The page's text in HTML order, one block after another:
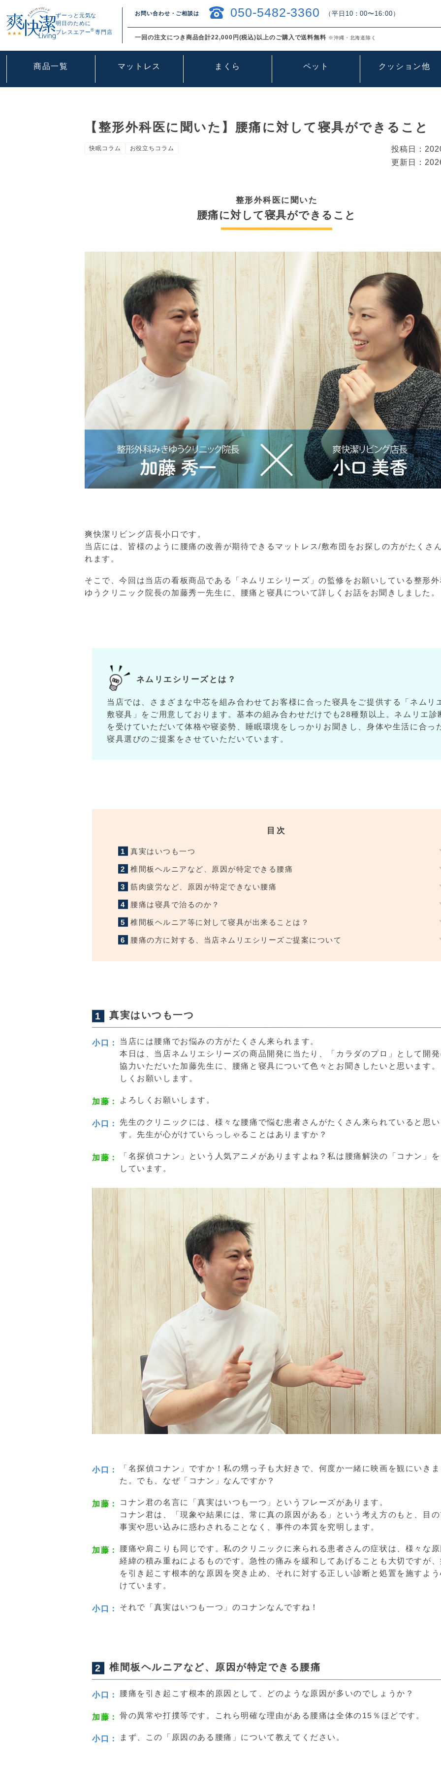
ずーっと元気な
明日のために
ブレスエアー® 専門店
お問い合わせ・ご相談は 050-5482-3360 （平日10：00〜16:00）
一回の注文につき商品合計22,000円(税込)以上のご購入で送料無料 ※沖縄・北海道除く
商品一覧 マットレス まくら ペット クッション他
【整形外科医に聞いた】腰痛に対して寝具ができること
快眠コラム お役立ちコラム 投稿日：
更新日：
整形外科医に聞いた
腰痛に対して寝具ができること
爽快潔リビング店長小口です。
当店には、皆様のように腰痛の改善が期待できるマットレス/敷布団をお探しの方がたくさ
れます。
そこで、今回は当店の看板商品である「ネムリエシリーズ」の監修をお願いしている整形
ゆうクリニック院長の加藤秀一先生に、腰痛と寝具について詳しくお話をお聞きしました。
ネムリエシリーズとは？
当店では、さまざまな中芯を組み合わせてお客様に合った寝具をご提供する「ネムリ
敷寝具」をご用意しております。基本の組み合わせだけでも28種類以上。ネムリエ診
を受けていただいて体格や寝姿勢、睡眠環境をしっかりお聞きし、身体や生活に合っ
寝具選びのご提案をさせていただいています。
目次
真実はいつも一つ
椎間板ヘルニアなど、原因が特定できる腰痛
筋肉疲労など、原因が特定できない腰痛
腰痛は寝具で治るのか？
椎間板ヘルニア等に対して寝具が出来ることは？
腰痛の方に対する、当店ネムリエシリーズご提案について
真実はいつも一つ
小口 当店には腰痛でお悩みの方がたくさん来られます。
本日は、当店ネムリエシリーズの商品開発に当たり、「カラダのプロ」として開
協力いただいた加藤先生に、腰痛と寝具について色々とお聞きしたいと思います
しくお願いします。
加藤 よろしくお願いします。
小口 先生のクリニックには、様々な腰痛で悩む患者さんがたくさん来られていると思
す。先生が心がけていらっしゃることはありますか？
加藤 「名探偵コナン」という人気アニメがありますよね？私は腰痛解決の「コナン」
しています。
小口 「名探偵コナン」ですか！私の甥っ子も大好きで、何度か一緒に映画を観にいき
た。でも、なぜ「コナン」なんですか？
加藤 コナン君の名言に「真実はいつも一つ」というフレーズがあります。
コナン君は、「現象や結果には、常に真の原因がある」という考え方のもと、目
事実や思い込みに惑わされることなく、事件の本質を究明します。
加藤
腰痛や肩こりも同じです。私のクリニックに来られる患者さんの症状は、様々な
経緯の積み重ねによるものです。急性の痛みを緩和してあげることも大切ですが
を引き起こす根本的な原因を突き止め、それに対する正しい診断と処置を施すよ
けています。
小口 それで「真実はいつも一つ」のコナンなんですね！
椎間板ヘルニアなど、原因が特定できる腰痛
小口 腰痛を引き起こす根本的原因として、どのような原因が多いのでしょうか？
加藤 骨の異常や打撲等です。これら明確な理由がある腰痛は全体の15％ほどです。
小口 まず、この「原因のある腰痛」について教えてください。